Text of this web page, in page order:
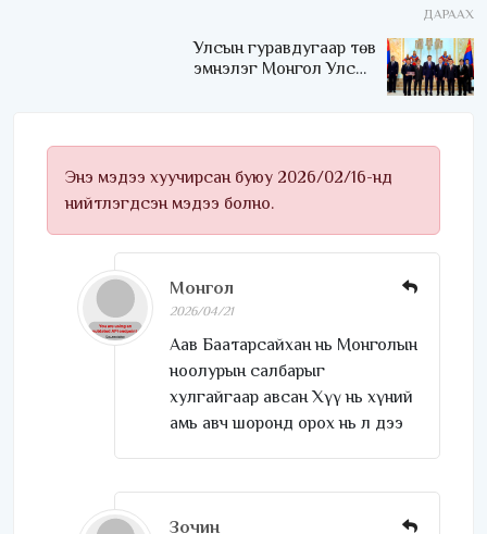
ДАРААХ
Улсын гуравдугаар төв
эмнэлэг Монгол Улсын
Энэ мэдээ хуучирсан буюу 2026/02/16-нд
нийтлэгдсэн мэдээ болно.
Монгол
2026/04/21
Аав Баатарсайхан нь Монголын
ноолурын салбарыг
хулгайгаар авсан Хүү нь хүний
амь авч шоронд орох нь л дээ
Зочин